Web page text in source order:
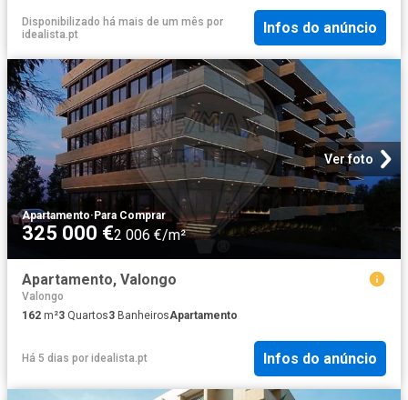
Disponibilizado há mais de um mês por
idealista.pt
Infos do anúncio
Ver foto
Apartamento·Para Comprar
325 000 €2 006 €/m²
Apartamento, Valongo
Valongo
162 m²3 Quartos3 BanheirosApartamento
Há 5 dias por idealista.pt Infos do anúncio